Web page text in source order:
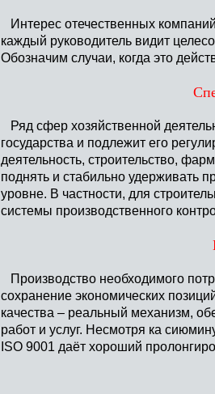
Интерес отечественных
каждый руководитель видит
Обозначим случаи, когда это
Ряд сфер хозяйственной
государства и подлежит его
деятельность, строительство,
поднять и стабильно удерживать
уровне. В частности, для
системы производственного
Производство необходимого
сохранение экономических
качества – реальный механизм,
работ и услуг. Несмотря ка
ISO 9001 даёт хороший